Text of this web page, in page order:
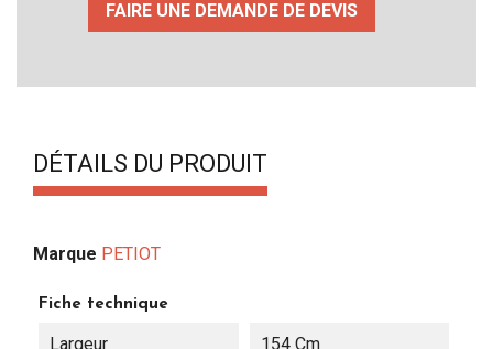
FAIRE UNE DEMANDE DE DEVIS
DÉTAILS DU PRODUIT
Marque PETIOT
Fiche technique
Largeur 154 Cm